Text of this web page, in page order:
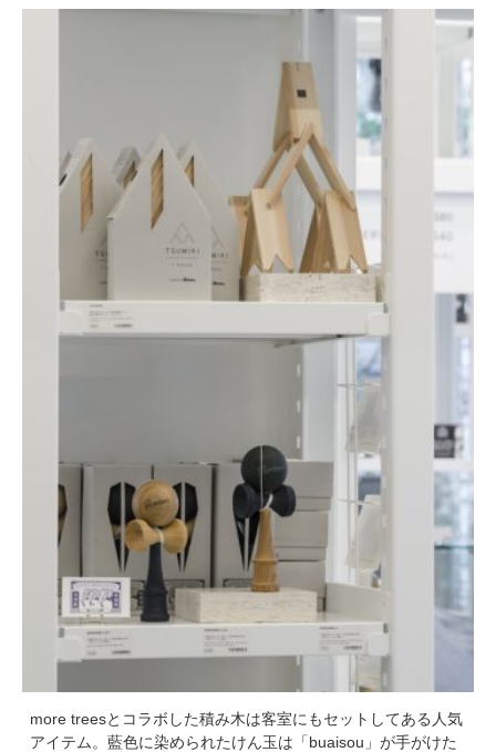
more treesとコラボした積み木は客室にもセットしてある人気
アイテム。藍色に染められたけん玉は「buaisou」が手がけた